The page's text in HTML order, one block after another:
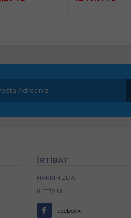
İRTİBAT
HAKKIMIZDA
İLETIŞIM
Facebook